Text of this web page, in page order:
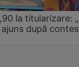
la titularizare:
după